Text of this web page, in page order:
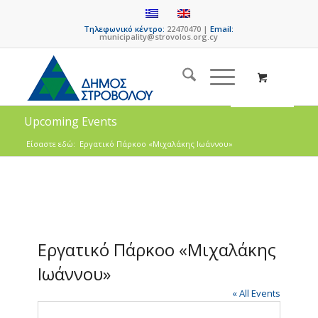
Τηλεφωνικό κέντρο: 22470470 |Email:
municipality@strovolos.org.cy
Upcoming Events
Είσαστε εδώ: Εργατικό Πάρκοο «Μιχαλάκης Ιωάννου»
Εργατικό Πάρκοο «Μιχαλάκης
Ιωάννου»
« All Events